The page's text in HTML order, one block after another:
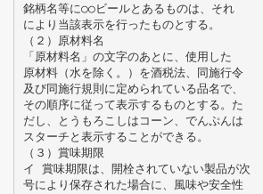
銘柄名等に○○ビールとあるものは、それ
により当該表示を行ったものとする。
（２）原材料名
「原材料名」の文字のあとに、使用した
原材料（水を除く。）を酒税法、同施行令
及び同施行規則に定められている品名で、
その順序に従って表示するものとする。た
だし、とうもろこしはコーン、でんぷんは
スターチと表示することができる。
（３）賞味期限
イ 賞味期限は、開栓されていない製品が次
号により保存された場合に、風味や安全性